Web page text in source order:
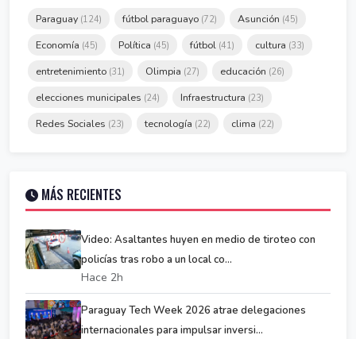
Paraguay (124) fútbol paraguayo (72) Asunción (45)
Economía (45) Política (45) fútbol (41) cultura (33)
entretenimiento (31) Olimpia (27) educación (26)
elecciones municipales (24) Infraestructura (23)
Redes Sociales (23) tecnología (22) clima (22)
MÁS RECIENTES
Video: Asaltantes huyen en medio de tiroteo con
policías tras robo a un local co...
Hace 2h
Paraguay Tech Week 2026 atrae delegaciones
internacionales para impulsar inversi...